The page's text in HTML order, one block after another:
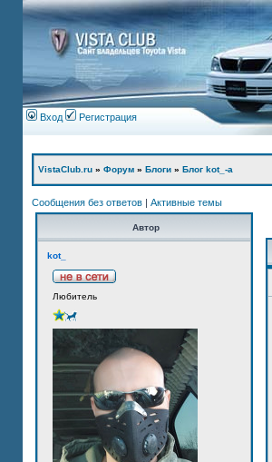
Вход Регистрация
VistaClub.ru » Форум » Блоги » Блог kot_-а
Сообщения без ответов | Активные темы
Автор
kot_
Любитель